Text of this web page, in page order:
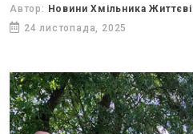
бетоні». Захід відбувся 21
спрямований на здобуття
Автор: Новини Хмільника Життєві
24 листопада, 2025